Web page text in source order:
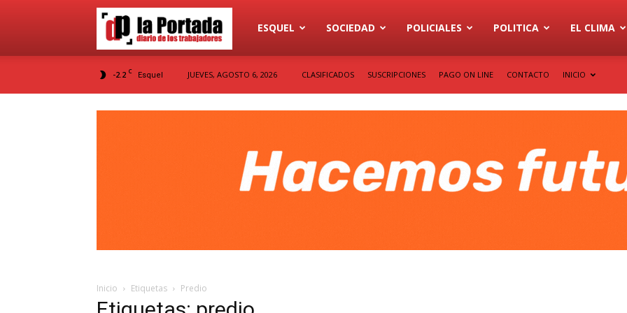
Diario
La
ESQUEL SOCIEDAD POLICIALES POLITICA EL CLIMA
-2.2 C Esquel JUEVES, AGOSTO 6, 2026 CLASIFICADOS SUSCRIPCIONES PAGO ON LINE CONTACTO INICIO
Inicio Etiquetas Predio